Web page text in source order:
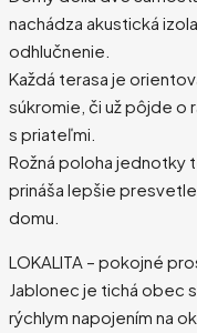
nachádza akustická
odhlučnenie.
Každá terasa je
súkromie, či už pôjde o
s priateľmi.
Rožná poloha
prináša lepšie
domu.
LOKALITA – pokojné
Jablonec je tichá obec
rýchlym napojením na